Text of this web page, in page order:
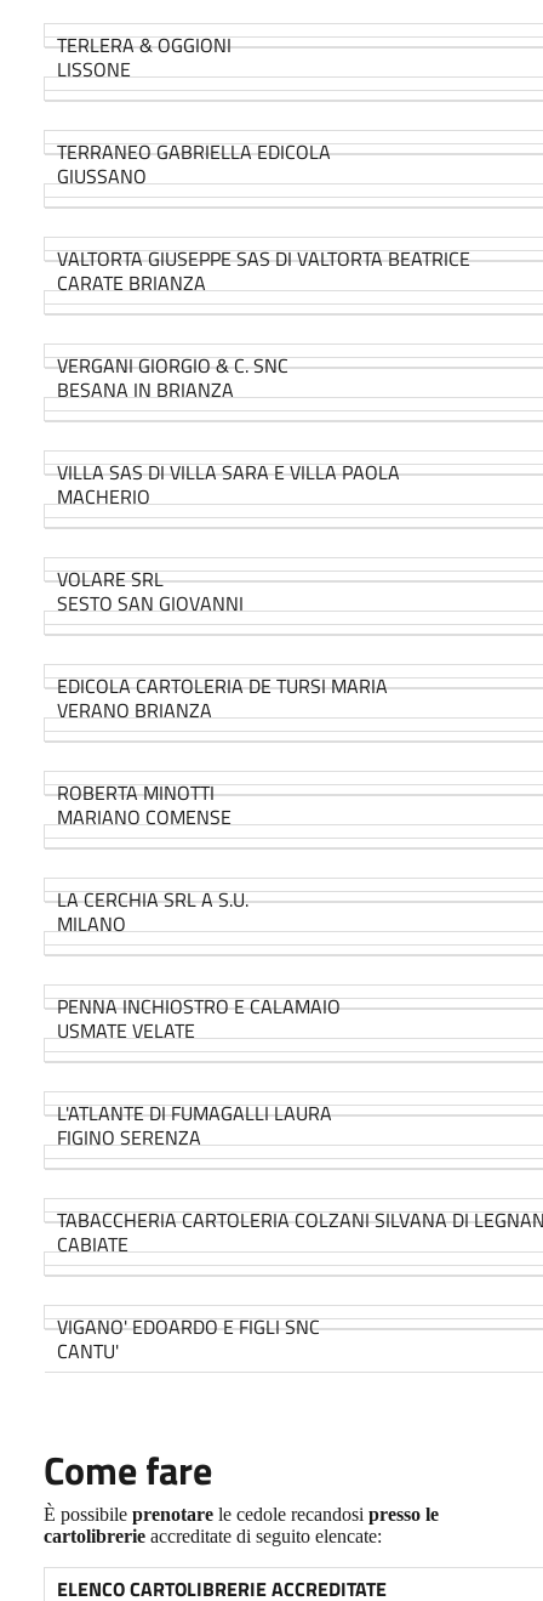
TERLERA & OGGIONI
LISSONE
TERRANEO GABRIELLA EDICOLA
GIUSSANO
VALTORTA GIUSEPPE SAS DI VALTORTA BEATRICE
CARATE BRIANZA
VERGANI GIORGIO & C. SNC
BESANA IN BRIANZA
VILLA SAS DI VILLA SARA E VILLA PAOLA
MACHERIO
VOLARE SRL
SESTO SAN GIOVANNI
EDICOLA CARTOLERIA DE TURSI MARIA
VERANO BRIANZA
ROBERTA MINOTTI
MARIANO COMENSE
LA CERCHIA SRL A S.U.
MILANO
PENNA INCHIOSTRO E CALAMAIO
USMATE VELATE
L'ATLANTE DI FUMAGALLI LAURA
FIGINO SERENZA
TABACCHERIA CARTOLERIA COLZANI SILVANA DI
CABIATE
VIGANO' EDOARDO E FIGLI SNC
CANTU'
Come fare
È possibile prenotare le cedole recandosi presso le
cartolibrerie accreditate di seguito elencate:
ELENCO CARTOLIBRERIE ACCREDITATE